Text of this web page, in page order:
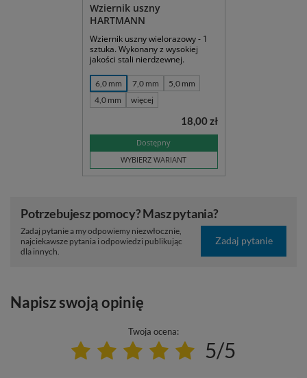
Wziernik uszny
HARTMANN
Wziernik uszny wielorazowy - 1
sztuka. Wykonany z wysokiej
jakości stali nierdzewnej.
6,0 mm 7,0 mm
5,0 mm
4,0 mm
więcej
Dostępny
WYBIERZ WARIANT
18,00 zł
Potrzebujesz pomocy? Masz pytania?
Zadaj pytanie a my odpowiemy niezwłocznie,
najciekawsze pytania i odpowiedzi publikując
dla innych.
Zadaj pytanie
Napisz swoją opinię
Twoja ocena:
5/5